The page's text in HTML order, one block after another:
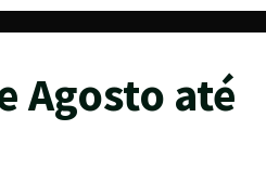
Agosto até